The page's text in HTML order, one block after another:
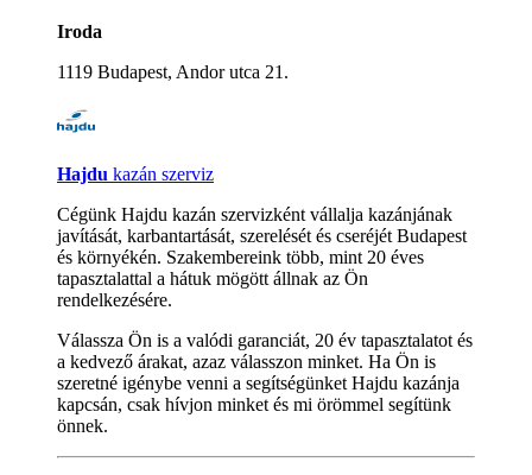
Iroda
1119 Budapest, Andor utca 21.
Hajdu kazán szerviz
Cégünk Hajdu kazán szervizként vállalja kazánjának
javítását, karbantartását, szerelését és cseréjét Budapest
és környékén. Szakembereink több, mint 20 éves
tapasztalattal a hátuk mögött állnak az Ön
rendelkezésére.
Válassza Ön is a valódi garanciát, 20 év tapasztalatot és
a kedvező árakat, azaz válasszon minket. Ha Ön is
szeretné igénybe venni a segítségünket Hajdu kazánja
kapcsán, csak hívjon minket és mi örömmel segítünk
önnek.